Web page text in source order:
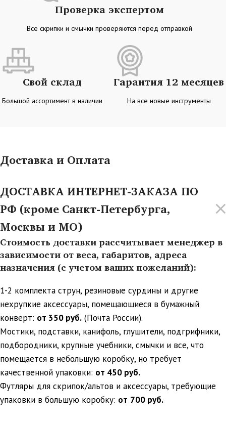
Проверка экспертом
Все скрипки и смычки проверяются перед отправкой
Свой склад
Большой ассортимент в наличии
Гарантия 12 месяцев
На все новые инструменты
Доставка и Оплата
ДОСТАВКА ИНТЕРНЕТ-ЗАКАЗА ПО
РФ (кроме Санкт-Петербурга,
Москвы и МО)
Стоимость доставки рассчитывает менеджер в
зависимости от веса, габаритов, адреса
назначения (с учетом ваших пожеланий):
1-2 комплекта струн, резиновые сурдины и другие
нехрупкие аксессуары, помещающиеся в бумажный
конверт: от 350 руб. (Почта России).
Мостики, подставки, канифоль, глушители, подгрифники,
подбородники, крупные учебники, смычки и все, что
помещается в небольшую коробку, но требует
качественной упаковки: от 450 руб.
Футляры для скрипок/альтов и аксессуары, требующие
упаковки в большую коробку: от 700 руб.